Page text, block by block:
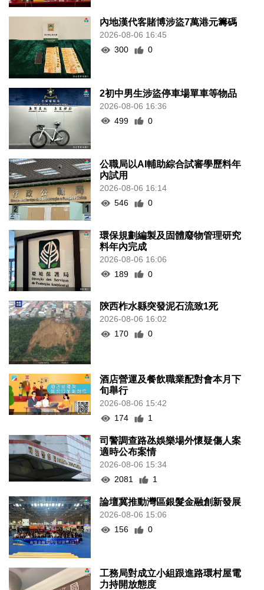
內地漢代客賭博涉盜7萬港元籌碼
2026-08-06 16:45
300
0
2初中男生涉盜停車場單車等物品
2026-08-06 16:36
499
0
公職局以AI輔助綜合試審學歷料年
內試用
2026-08-06 16:14
546
0
環保規劃編製及固體廢物管理研究
料年內完成
2026-08-06 16:06
189
0
陝西柞水縣突發泥石流致1死
2026-08-06 16:02
170
0
酒店營運及餐飲職業配對會本月下
旬舉行
2026-08-06 15:42
174
1
司警調查路氹娛樂場外懷疑傷人案
適時公布案情
2026-08-06 15:34
2081
1
論壇冀推動灣區銀髮金融創新發展
2026-08-06 15:06
156
0
工務局對成立小組跟進路環村屋電
力持開放態度